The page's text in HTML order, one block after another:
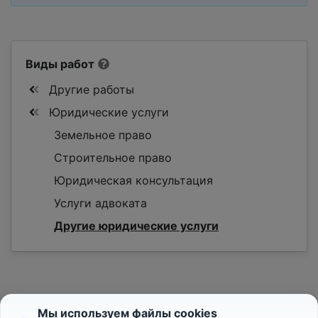
Виды работ
Другие работы
Юридические услуги
Земельное право
Строительное право
Юридическая консультация
Услуги адвоката
Другие юридические услуги
Мы используем файлы cookies